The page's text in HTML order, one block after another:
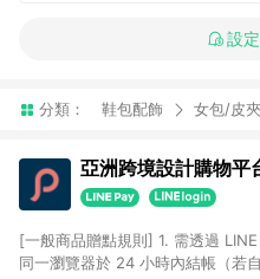
設
分類： 鞋包配飾 女包/皮夾
亞洲跨境設計購物平
[一般商品贈點規則] 1. 需透過
同一瀏覽器於 24 小時內結帳（若